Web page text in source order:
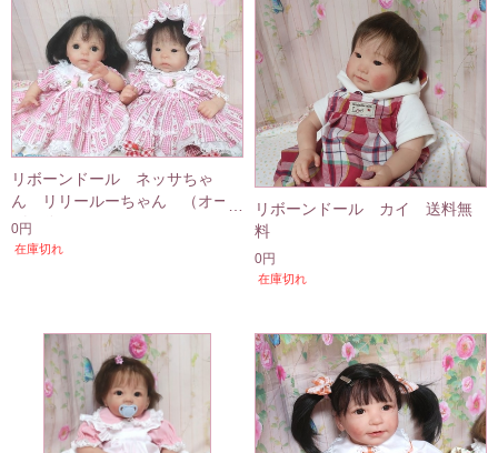
リボーンドール ネッサちゃ
ん リリールーちゃん （オー
ダー分）
0円
在庫切れ
リボーンドール カイ 送料無
料
0円
在庫切れ